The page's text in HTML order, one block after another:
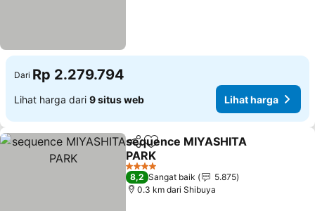
Dari Rp 2.279.794
Lihat harga dari 9 situs web Lihat harga
BagikanTambahkan ke favorit
sequence MIYASHITA
PARK
4 Bintang
8,2 Sangat baik
5.875
0.3 km dari Shibuya